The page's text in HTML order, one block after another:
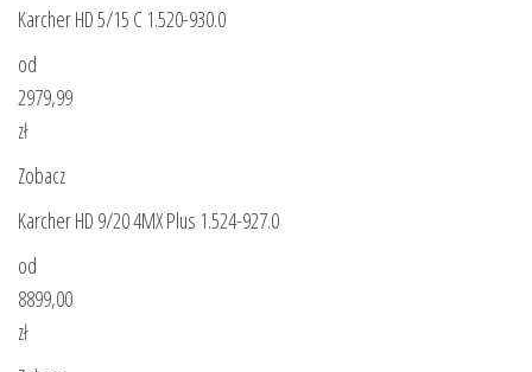
Karcher HD 5/15 C 1.520-930.0
od
2979,99
zł
Zobacz
Karcher HD 9/20 4MX Plus 1.524-927.0
od
8899,00
zł